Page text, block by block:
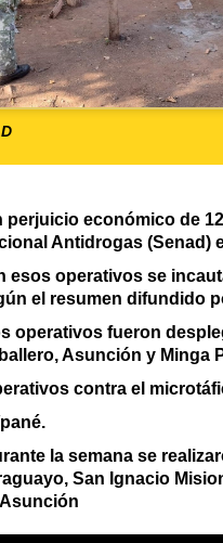
perjuicio económico de
Antidrogas (Senad)
esos operativos se
el resumen difundido
operativos fueron
Asunción y Minga
contra el
la semana se
San Ignacio